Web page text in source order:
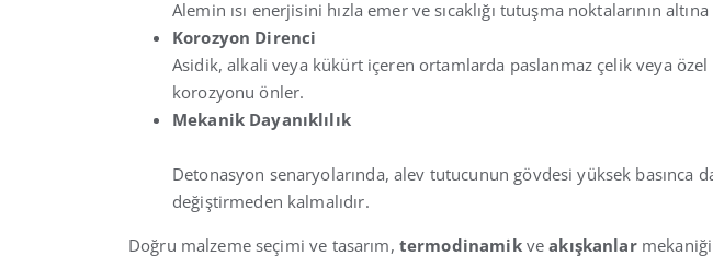
Alemin ısı enerjisini hızla emer ve sıcaklığı tutuşma noktalarının
Korozyon Direnci
Asidik, alkali veya kükürt içeren ortamlarda paslanmaz çelik veya özel
korozyonu önler.
Mekanik Dayanıklılık
Detonasyon senaryolarında, alev tutucunun gövdesi yüksek basınca
değiştirmeden kalmalıdır.
Doğru malzeme seçimi ve tasarım, termodinamik veakışkanlar